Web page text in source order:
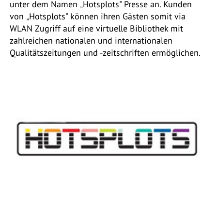
unter dem Namen „Hotsplots" Presse an. Kunden
von „Hotsplots" können ihren Gästen somit via
WLAN Zugriff auf eine virtuelle Bibliothek mit
zahlreichen nationalen und internationalen
Qualitätszeitungen und -zeitschriften ermöglichen.